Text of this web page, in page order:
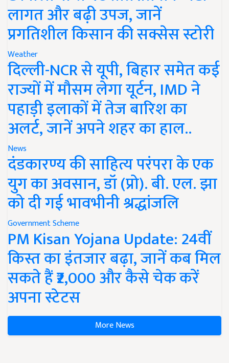
लागत और बढ़ी उपज, जानें
प्रगतिशील किसान की सक्सेस स्टोरी
Weather
दिल्ली-NCR से यूपी, बिहार समेत कई
राज्यों में मौसम लेगा यूर्टन, IMD ने
पहाड़ी इलाकों में तेज बारिश का
अलर्ट, जानें अपने शहर का हाल..
News
दंडकारण्य की साहित्य परंपरा के एक
युग का अवसान, डॉ (प्रो). बी. एल. झा
को दी गई भावभीनी श्रद्धांजलि
Government Scheme
PM Kisan Yojana Update: 24वीं
किस्त का इंतजार बढ़ा, जानें कब मिल
सकते हैं ₹2,000 और कैसे चेक करें
अपना स्टेटस
More News